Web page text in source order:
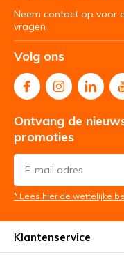
Neem contact op voor
vragen
Volg ons
Ontvang de
promoties
* Lees hier de wettelijke
Klantenservice